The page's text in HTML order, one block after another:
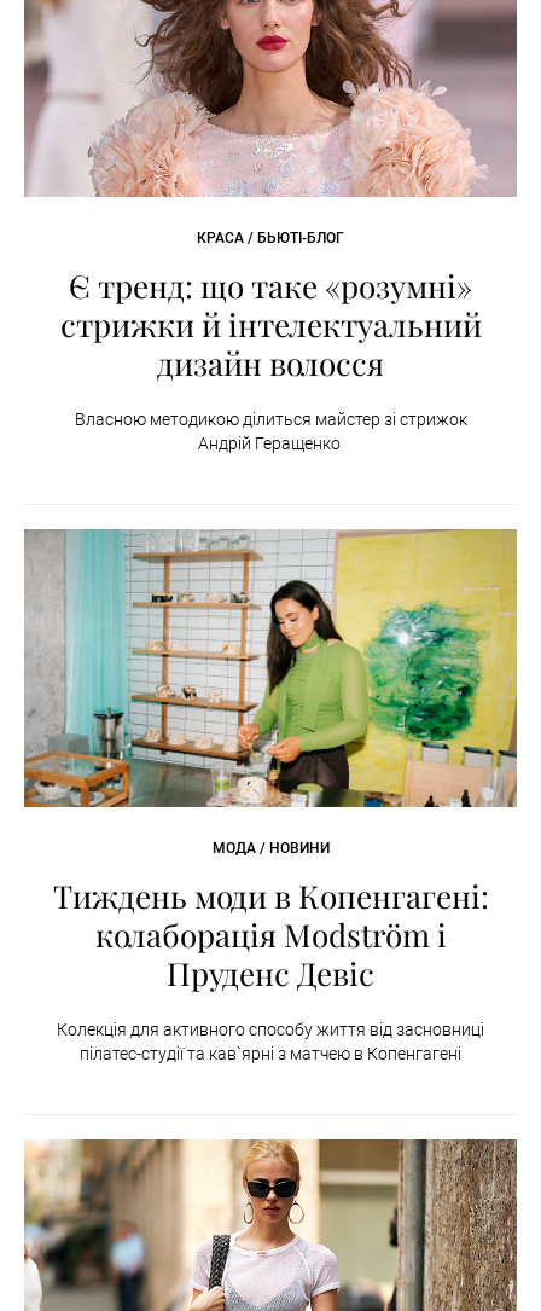
КРАСА / БЬЮТІ-БЛОГ
Є тренд: що таке «розумні»
стрижки й інтелектуальний
дизайн волосся
Власною методикою ділиться майстер зі стрижок
Андрій Геращенко
МОДА / НОВИНИ
Тиждень моди в Копенгагені:
колаборація Modström і
Пруденс Девіс
Колекція для активного способу життя від засновниці
пілатес-студії та кав`ярні з матчею в Копенгагені